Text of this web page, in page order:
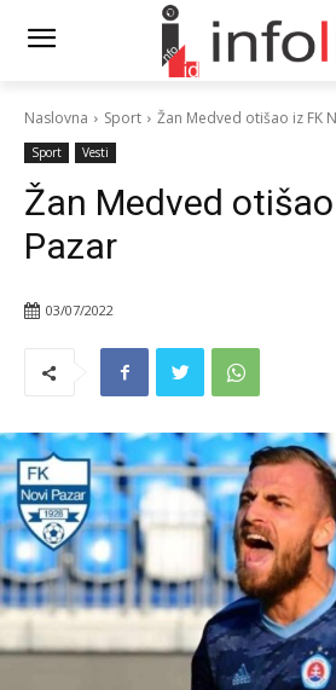
Naslovna Sport Žan Medved otišao iz FK
Sport Vesti
Žan Medved
Pazar
03/07/2022